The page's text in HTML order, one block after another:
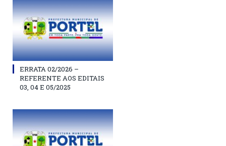
ERRATA 02/2026 –
REFERENTE AOS EDITAIS
03, 04 E 05/2025